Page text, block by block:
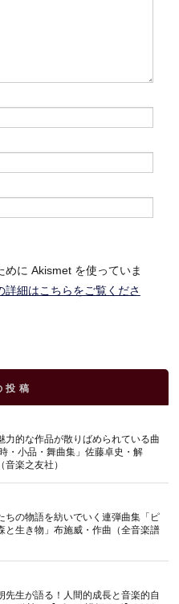
めに Akismet を使っていま
詳細はこちらをご覧くださ
投稿
力的な作品が散りばめられている曲
・小品・舞曲集」佐藤卓史・解
楽之友社）
ちの物語を紡いでいく連弾曲集「ピ
生き物」布施威・作曲（全音楽譜
先生が語る！人間的成長と音楽的自